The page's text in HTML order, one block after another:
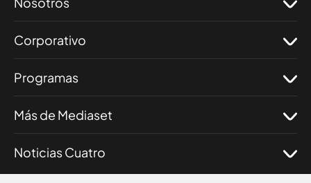
Corporativo
Programas
Más de Mediaset
Noticias Cuatro